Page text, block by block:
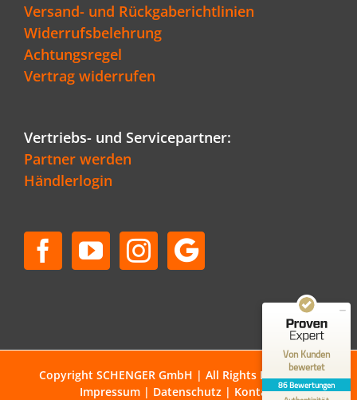
Versand- und Rückgaberichtlinien
Widerrufsbelehrung
Achtungsregel
Vertrag widerrufen
Vertriebs- und Servicepartner:
Partner werden
Händlerlogin
Copyright SCHENGER GmbH | All Rights Reserved |
Impressum| Datenschutz| Kontakt
Von Kunden
bewertet
86 Bewertungen
SEHR GUT
50
Bewertungen auf
ProvenExpert.com
Blick aufs ProvenExpert-Profil werfen